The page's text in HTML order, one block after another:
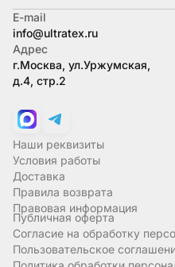
E-mail
info@ultratex.ru
Адрес
г.Москва, ул.Уржумская,
д.4, стр.2
Наши реквизиты
Условия работы
Доставка
Правила возврата
Правовая информация
Публичная оферта
Согласие на обработку
Пользовательское